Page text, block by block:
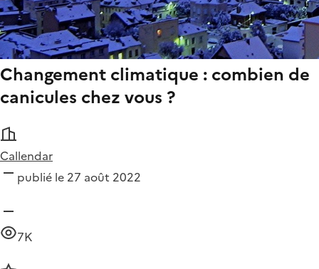
Changement climatique : combien de
canicules chez vous ?
Callendar
publié le 27 août 2022
7K